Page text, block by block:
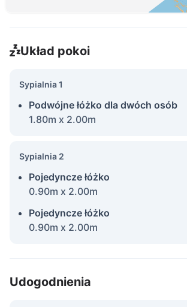
Układ pokoi
Sypialnia 1
Podwójne łóżko dla dwóch osób
1.80m x 2.00m
Sypialnia 2
Pojedyncze łóżko
0.90m x 2.00m
Pojedyncze łóżko
0.90m x 2.00m
Udogodnienia